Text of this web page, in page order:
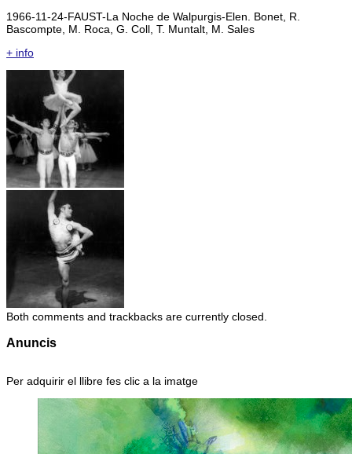
1966-11-24-FAUST-La Noche de Walpurgis-Elen. Bonet, R.
Bascompte, M. Roca, G. Coll, T. Muntalt, M. Sales
+ info
Both comments and trackbacks are currently closed.
Anuncis
Per adquirir el llibre fes clic a la imatge